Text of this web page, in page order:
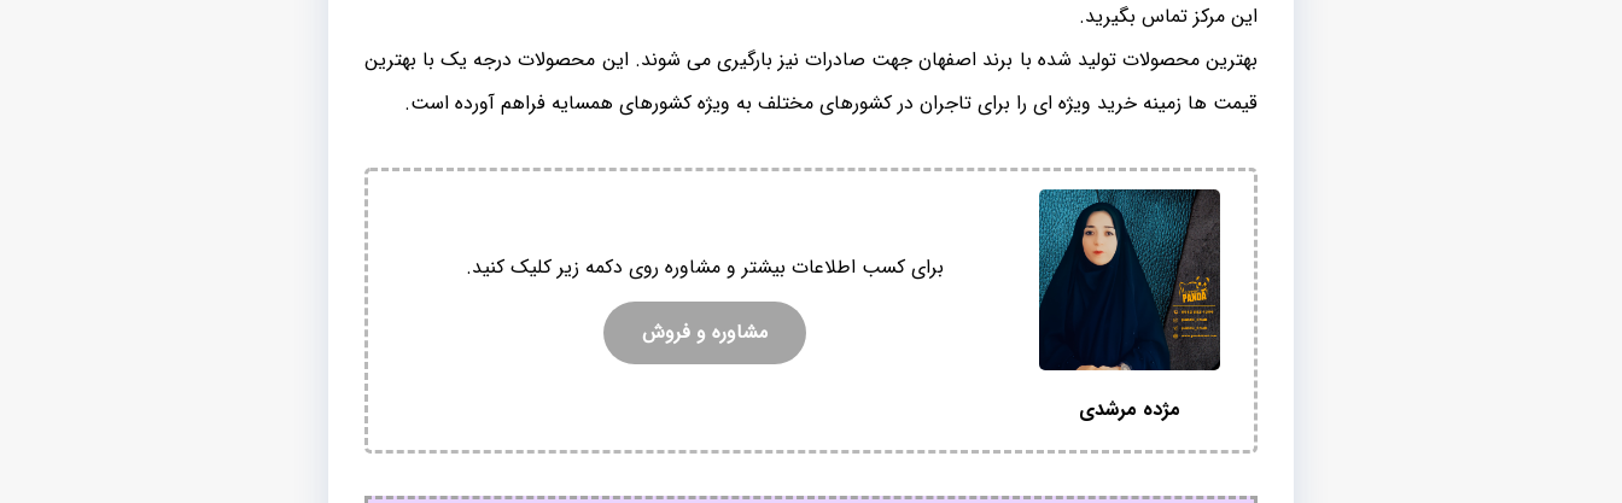
این مرکز تماس بگیرید.
بهترین محصولات تولید شده با برند اصفهان جهت صادرات نیز بارگیری می شوند. این محصولات درجه یک با بهترین
قیمت ها زمینه خرید ویژه ای را برای تاجران در کشورهای مختلف به ویژه کشورهای همسایه فراهم آورده است.
مژده مرشدی
برای کسب اطلاعات بیشتر و مشاوره روی دکمه زیر کلیک کنید.
مشاوره و فروش